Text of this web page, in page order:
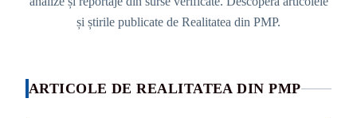
și știrile publicate de Realitatea din PMP.
ARTICOLE DE REALITATEA DIN PMP